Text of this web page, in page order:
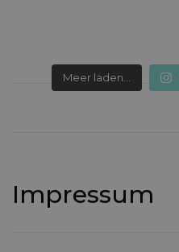
Meer laden...
Impressum